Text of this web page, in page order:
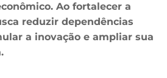
Ao fortalecer a
reduzir dependências
a inovação e ampliar sua